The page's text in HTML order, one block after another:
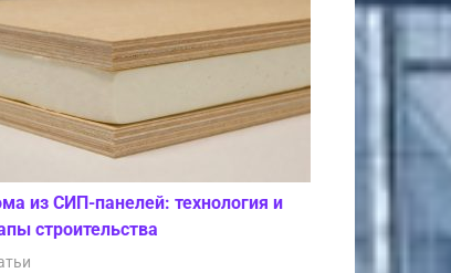
из СИП-панелей: технология и
строительства